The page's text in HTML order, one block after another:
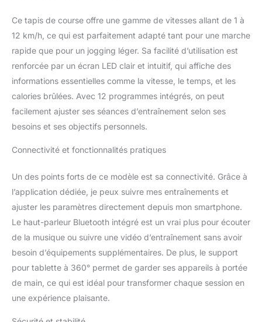
de marche sous la table
raccourci 3-6-9KM qui
vous permet de
commencer votre
entraînement
immédiatement.
【Silencieux &
amortissant et
antidérapant】. Le tapis
équipé d'un moteur
et d'un excellent
système d'absorption
course élargi à 5
couches (400 x 1020
mm), la texture
antidérapante
revêtement absorbant
les sons peuvent non
Ce tapis de course offre une gamme de vitesses allant de 1 à
12 km/h, ce qui est parfaitement adapté tant pour une marche
rapide que pour un jogging léger. Sa facilité d’utilisation est
renforcée par un écran LED clair et intuitif, qui affiche des
informations essentielles comme la vitesse, le temps, et les
calories brûlées. Avec 12 programmes intégrés, on peut
facilement ajuster ses séances d’entraînement selon ses
besoins et ses objectifs personnels.
Connectivité et fonctionnalités pratiques
Un des points forts de ce modèle est sa connectivité. Grâce à
l’application dédiée, je peux suivre mes entraînements et
ajuster les paramètres directement depuis mon smartphone.
Le haut-parleur Bluetooth intégré est un vrai plus pour écouter
de la musique ou suivre une vidéo d’entraînement sans avoir
besoin d’équipements supplémentaires. De plus, le support
pour tablette à 360° permet de garder ses appareils à portée
de main, ce qui est idéal pour transformer chaque session en
une expérience plaisante.